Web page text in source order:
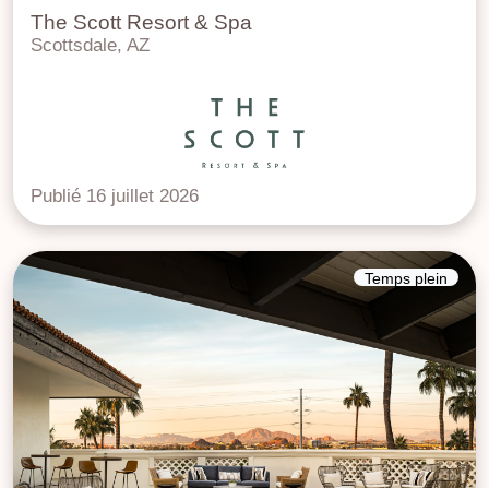
The Scott Resort & Spa
Scottsdale, AZ
Publié 16 juillet 2026
Temps plein